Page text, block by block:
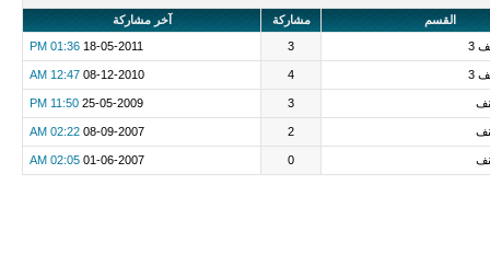
القسم مشاركة
آخر مشاركة
3
3
18-05-2011
01:36 PM
3
4
08-12-2010
12:47 AM
3
25-05-2009
11:50 PM
2
08-09-2007
02:22 AM
0
01-06-2007
02:05 AM